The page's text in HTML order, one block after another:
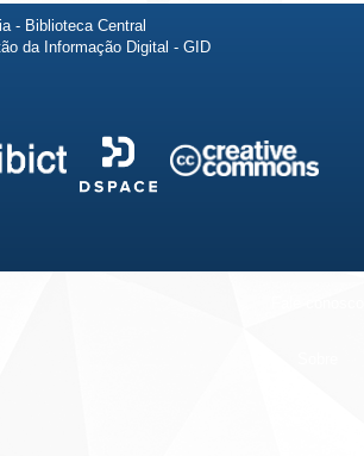
- Biblioteca Central
da Informação Digital - GID